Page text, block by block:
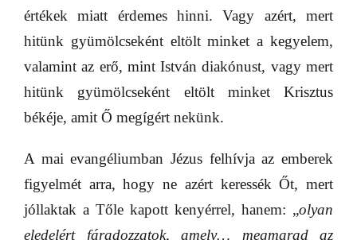
értékek miatt érdemes hinni. Vagy azért, mert
hitünk gyümölcseként eltölt minket a kegyelem,
valamint az erő, mint István diakónust, vagy mert
hitünk gyümölcseként eltölt minket Krisztus
békéje, amit Ő megígért nekünk.
A mai evangéliumban Jézus felhívja az emberek
figyelmét arra, hogy ne azért keressék Őt, mert
jóllaktak a Tőle kapott kenyérrel, hanem: „olyan
eledelért fáradozzatok, amely… megmarad az